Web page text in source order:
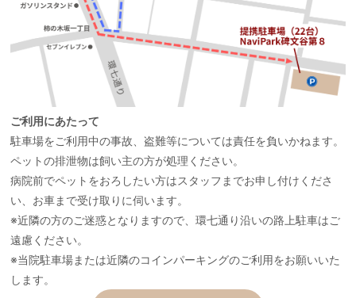
ご利用にあたって
駐車場をご利用中の事故、盗難等については責任を負いかねます。
ペットの排泄物は飼い主の方が処理ください。
病院前でペットをおろしたい方はスタッフまでお申し付けくださ
い、お車まで受け取りに伺います。
※近隣の方のご迷惑となりますので、環七通り沿いの路上駐車はご
遠慮ください。
※当院駐車場または近隣のコインパーキングのご利用をお願いいた
します。